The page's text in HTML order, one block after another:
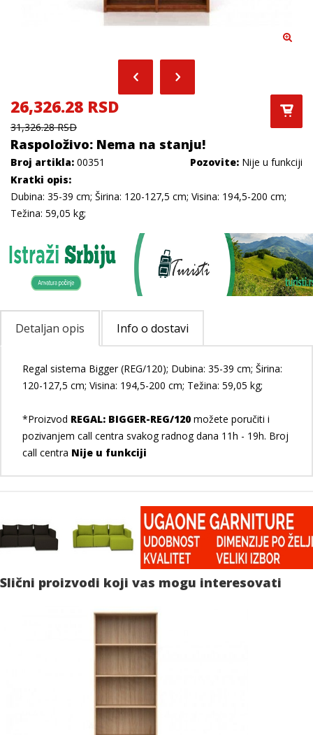
26,326.28 RSD
31,326.28 RSD
Raspoloživo: Nema na stanju!
Broj artikla: 00351 Pozovite: Nije u funkciji
Kratki opis:
Dubina: 35-39 cm; Širina: 120-127,5 cm; Visina: 194,5-200 cm;
Težina: 59,05 kg;
Detaljan opis Info o dostavi
Regal sistema Bigger (REG/120); Dubina: 35-39 cm; Širina:
120-127,5 cm; Visina: 194,5-200 cm; Težina: 59,05 kg;
*Proizvod REGAL: BIGGER-REG/120 možete poručiti i
pozivanjem call centra svakog radnog dana 11h - 19h. Broj
call centra Nije u funkciji
Slični proizvodi koji vas mogu interesovati